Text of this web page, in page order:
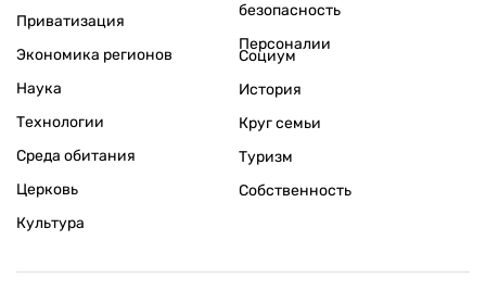
Приватизация
Экономика регионов
безопасность
Персоналии
Наука
Технологии
Среда обитания
Церковь
Культура
Социум
История
Круг семьи
Туризм
Собственность